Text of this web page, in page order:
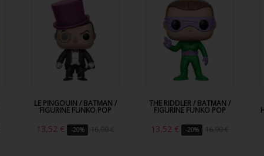
LE PINGOUIN / BATMAN /
FIGURINE FUNKO POP
13,52 € -20% 16,90 €
THE RIDDLER / BATMAN /
FIGURINE FUNKO POP
13,52 € -20% 16,90 €